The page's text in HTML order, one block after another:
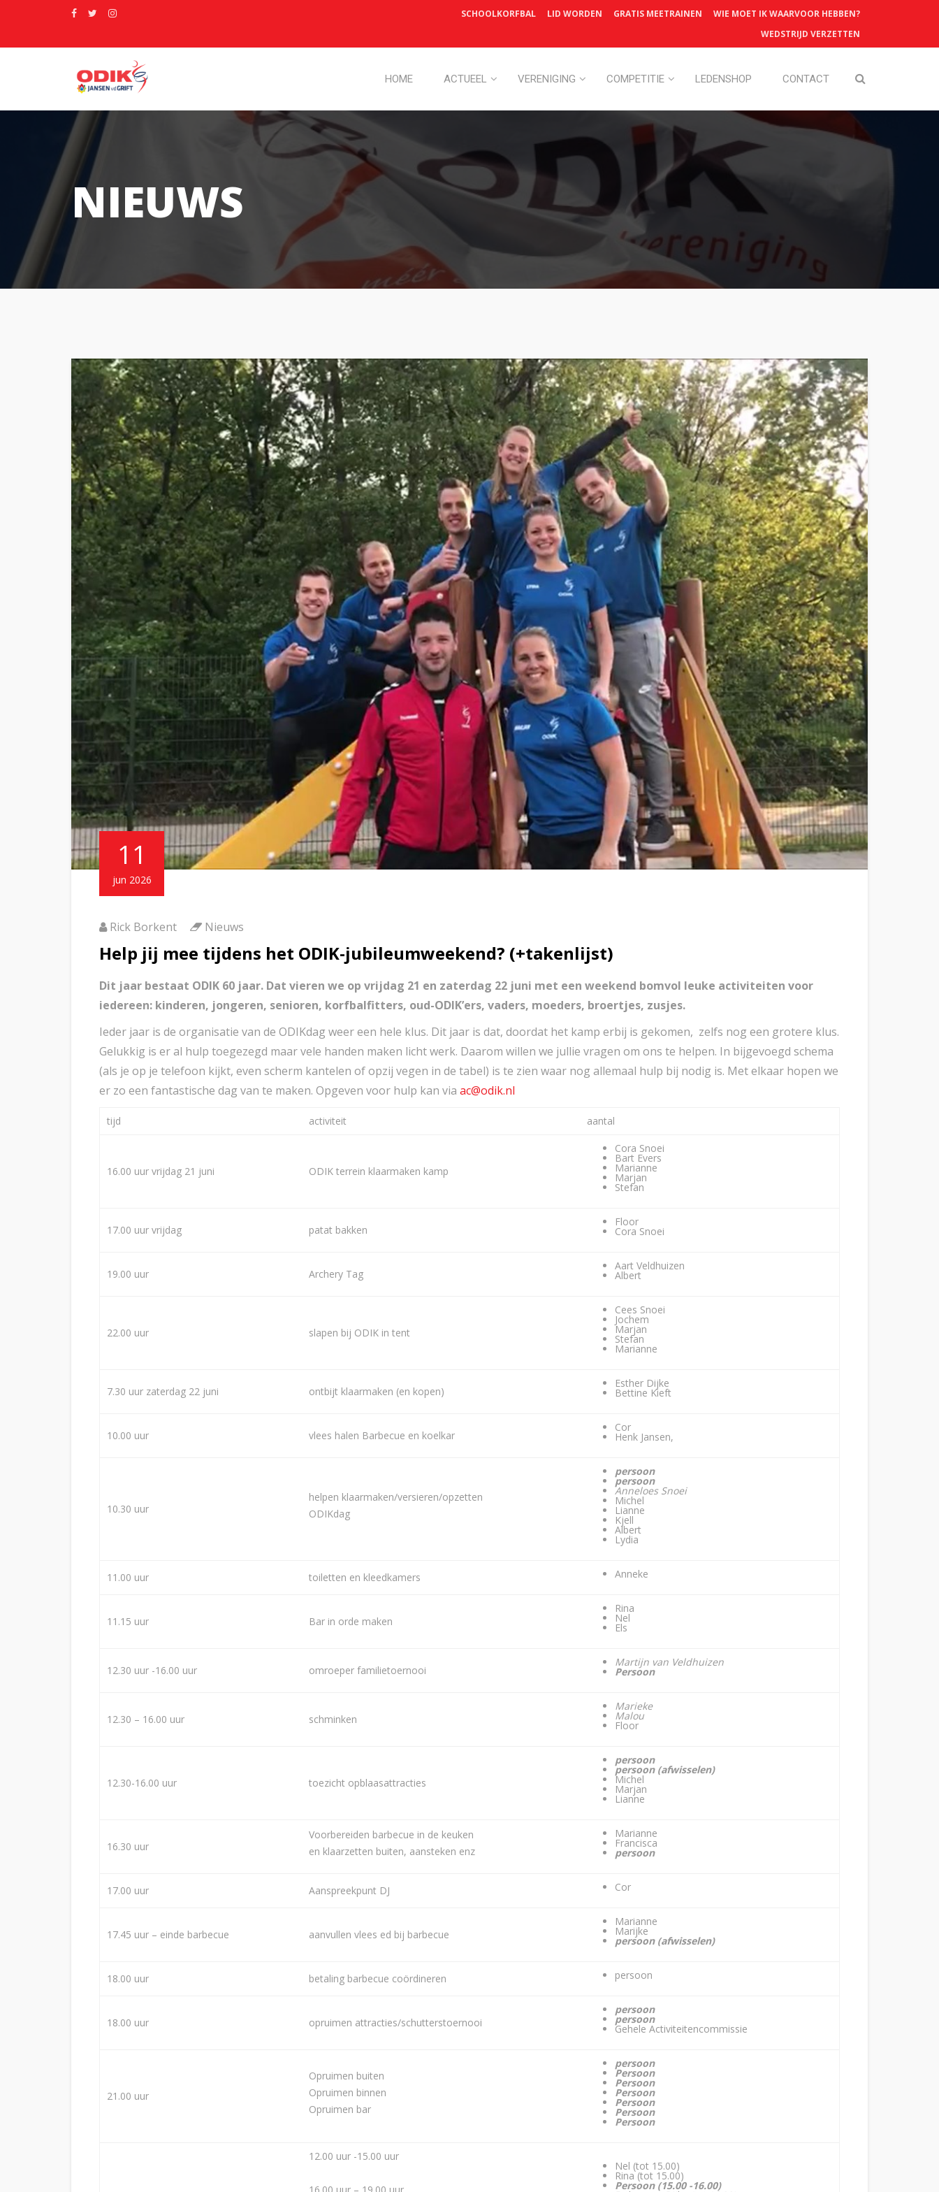
SCHOOLKORFBAL LID WORDEN GRATIS MEETRAINEN
WIE MOET IK WAARVOOR HEBBEN?
WEDSTRIJD VERZETTEN
HOME ACTUEEL VERENIGING COMPETITIE LEDENSHOP CONTACT
NIEUWS
11
jun 2026
Rick Borkent Nieuws
Help jij mee tijdens het ODIK-jubileumweekend? (+takenlijst)
Dit jaar bestaat ODIK 60 jaar. Dat vieren we op vrijdag 21 en zaterdag 22 juni met een weekend bomvol leuke activiteiten voor
iedereen: kinderen, jongeren, senioren, korfbalfitters, oud-ODIK’ers, vaders, moeders, broertjes, zusjes.
Ieder jaar is de organisatie van de ODIKdag weer een hele klus. Dit jaar is dat, doordat het kamp erbij is gekomen, zelfs nog een grotere klus.
Gelukkig is er al hulp toegezegd maar vele handen maken licht werk. Daarom willen we jullie vragen om ons te helpen. In bijgevoegd schema
(als je op je telefoon kijkt, even scherm kantelen of opzij vegen in de tabel) is te zien waar nog allemaal hulp bij nodig is. Met elkaar hopen we
er zo een fantastische dag van te maken. Opgeven voor hulp kan via ac@odik.nl
tijd activiteit aantal
16.00 uur vrijdag 21 juni ODIK terrein klaarmaken kamp
Cora Snoei
Bart Evers
Marianne
Marjan
Stefan
17.00 uur vrijdag patat bakken
Floor
Cora Snoei
19.00 uur Archery Tag
Aart Veldhuizen
Albert
22.00 uur slapen bij ODIK in tent
Cees Snoei
Jochem
Marjan
Stefan
Marianne
7.30 uur zaterdag 22 juni ontbijt klaarmaken (en kopen)
Esther Dijke
Bettine Kieft
10.00 uur vlees halen Barbecue en koelkar
Cor
Henk Jansen,
10.30 uur
helpen klaarmaken/versieren/opzetten
ODIKdag
persoon
persoon
Anneloes Snoei
Michel
Lianne
Kjell
Albert
Lydia
11.00 uur toiletten en kleedkamers Anneke
11.15 uur Bar in orde maken
Rina
Nel
Els
12.30 uur -16.00 uur omroeper familietoernooi
Martijn van Veldhuizen
Persoon
12.30 – 16.00 uur schminken
Marieke
Malou
Floor
12.30-16.00 uur toezicht opblaasattracties
persoon
persoon (afwisselen)
Michel
Marjan
Lianne
16.30 uur
Voorbereiden barbecue in de keuken
en klaarzetten buiten, aansteken enz
Marianne
Francisca
persoon
17.00 uur Aanspreekpunt DJ Cor
17.45 uur – einde barbecue aanvullen vlees ed bij barbecue
Marianne
Marijke
persoon (afwisselen)
18.00 uur betaling barbecue coördineren persoon
18.00 uur opruimen attracties/schutterstoernooi
persoon
persoon
Gehele Activiteitencommissie
21.00 uur
Opruimen buiten
Opruimen binnen
Opruimen bar
persoon
Persoon
Persoon
Persoon
Persoon
Persoon
Persoon
12.00 uur -15.00 uur
Nel (tot 15.00)
Rina (tot 15.00)
Persoon (15.00 -16.00)